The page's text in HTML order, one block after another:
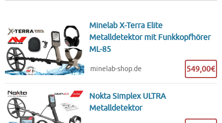
Minelab X-Terra Elite
Metalldetektor mit Funkkopfhörer
ML-85
minelab-shop.de 549,00€
Nokta Simplex ULTRA
Metalldetektor